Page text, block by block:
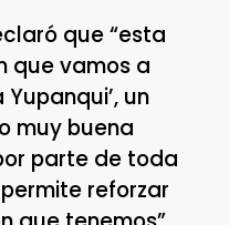
que “esta
que vamos a
un
muy buena
parte de toda
reforzar